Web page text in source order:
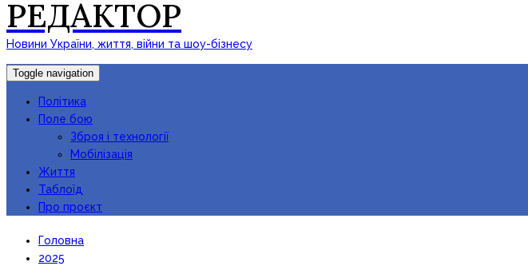
РЕДАКТОР
Новини України, життя, війни та шоу-бізнесу
Toggle navigation
Політика
Поле бою
Зброя і технології
Мобілізація
Життя
Таблоїд
Про проєкт
Головна
2025